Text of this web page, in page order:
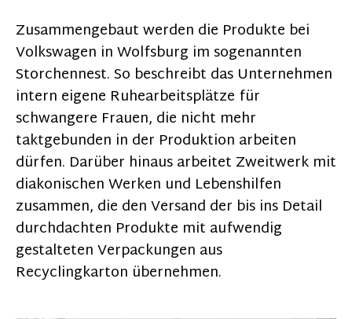
Zusammengebaut werden die Produkte bei
Volkswagen in Wolfsburg im sogenannten
Storchennest. So beschreibt das Unternehmen
intern eigene Ruhearbeitsplätze für
schwangere Frauen, die nicht mehr
taktgebunden in der Produktion arbeiten
dürfen. Darüber hinaus arbeitet Zweitwerk mit
diakonischen Werken und Lebenshilfen
zusammen, die den Versand der bis ins Detail
durchdachten Produkte mit aufwendig
gestalteten Verpackungen aus
Recyclingkarton übernehmen.